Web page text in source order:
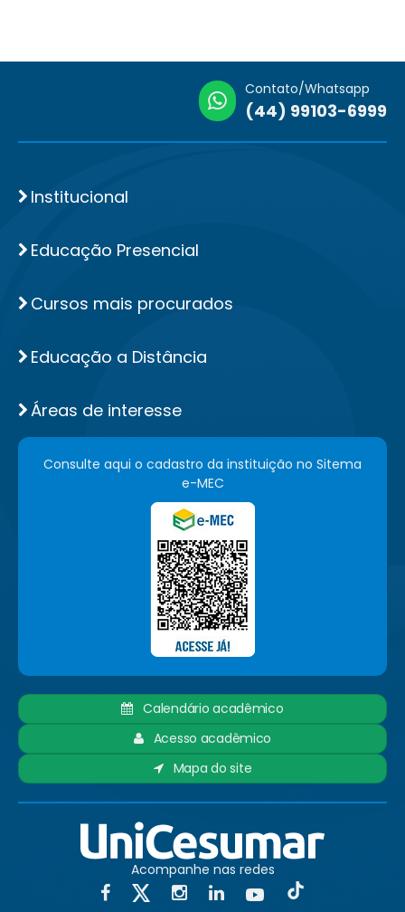
Contato/Whatsapp
(44) 99103-6999
Institucional
Educação Presencial
Cursos mais procurados
Educação a Distância
Áreas de interesse
Consulte aqui o cadastro da instituição no Sitema
e-MEC
Calendário acadêmico
Acesso acadêmico
Mapa do site
Acompanhe nas redes